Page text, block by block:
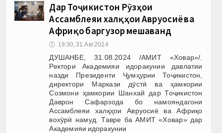
Дар Тоҷикистон Рӯзҳои
Ассамблеяи халқҳои Авруосиё ва
Африқо баргузор мешаванд
🕔 19:30, 31.Авг 2024
ДУШАНБЕ, 31.08.2024 /АМИТ «Ховар»/.
Ректори Академияи идоракунии давлатии
назди Президенти Ҷумҳурии Тоҷикистон,
директори Маркази дӯстӣ ва ҳамкории
Созмони ҳамкории Шанхай дар Тоҷикистон
Даврон Сафарзода бо намояндагони
Ассамблеяи халқҳои Авруосиё ва Африқо
вохӯрӣ намуд. Тавре ба АМИТ «Ховар» дар
Академияи идоракунии